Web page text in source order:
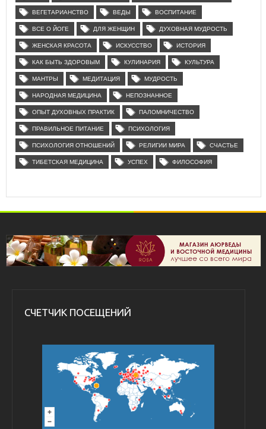
ВЕГЕТАРИАНСТВО ВЕДЫ ВОСПИТАНИЕ
ВСЕ О ЙОГЕ ДЛЯ ЖЕНЩИН ДУХОВНАЯ МУДРОСТЬ
ЖЕНСКАЯ КРАСОТА ИСКУССТВО ИСТОРИЯ
КАК БЫТЬ ЗДОРОВЫМ КУЛИНАРИЯ КУЛЬТУРА
МАНТРЫ МЕДИТАЦИЯ МУДРОСТЬ
НАРОДНАЯ МЕДИЦИНА НЕПОЗНАННОЕ
ОПЫТ ДУХОВНЫХ ПРАКТИК ПАЛОМНИЧЕСТВО
ПРАВИЛЬНОЕ ПИТАНИЕ ПСИХОЛОГИЯ
ПСИХОЛОГИЯ ОТНОШЕНИЙ РЕЛИГИИ МИРА СЧАСТЬЕ
ТИБЕТСКАЯ МЕДИЦИНА УСПЕХ ФИЛОСОФИЯ
СЧЕТЧИК ПОСЕЩЕНИЙ